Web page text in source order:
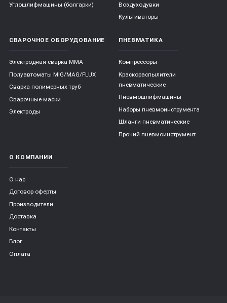
Углошлифмашины (болгарки)
Воздуходувки
Культиваторы
СВАРОЧНОЕ ОБОРУДОВАНИЕ
Электродная сварка ММА
Полуавтоматы MIG/MAG/FLUX
Сварка полимерных труб
Сварочные маски
Электроды
ПНЕВМАТИКА
Компрессоры
Краскораспылители
пневматические
Пневмошлифмашины
Наборы пневмоинструмента
Шланги пневматические
Прочий пневмоинструмент
О КОМПАНИИ
О нас
Договор оферты
Производители
Доставка
Контакты
Блог
Оплата